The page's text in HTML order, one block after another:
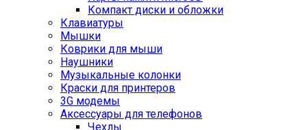
Компакт диски и обложки
Клавиатуры
Мышки
Коврики для мыши
Наушники
Музыкальные колонки
Краски для принтеров
3G модемы
Аксессуары для телефонов
Чехлы